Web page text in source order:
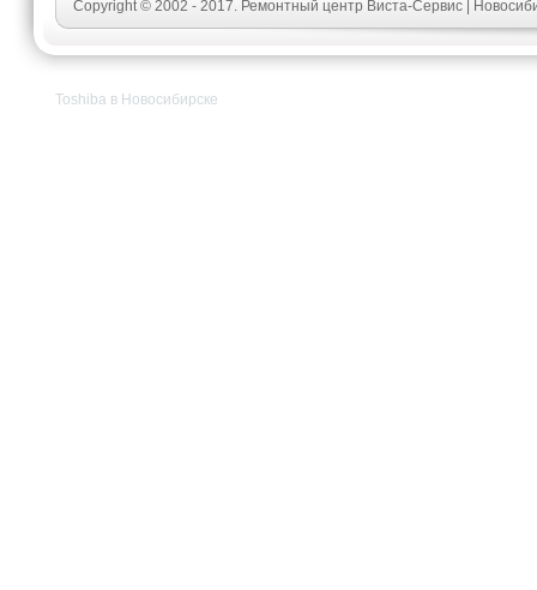
Copyright © 2002 - 2017. Ремонтный центр Виста-Сервис |
Toshiba в Новосибирске